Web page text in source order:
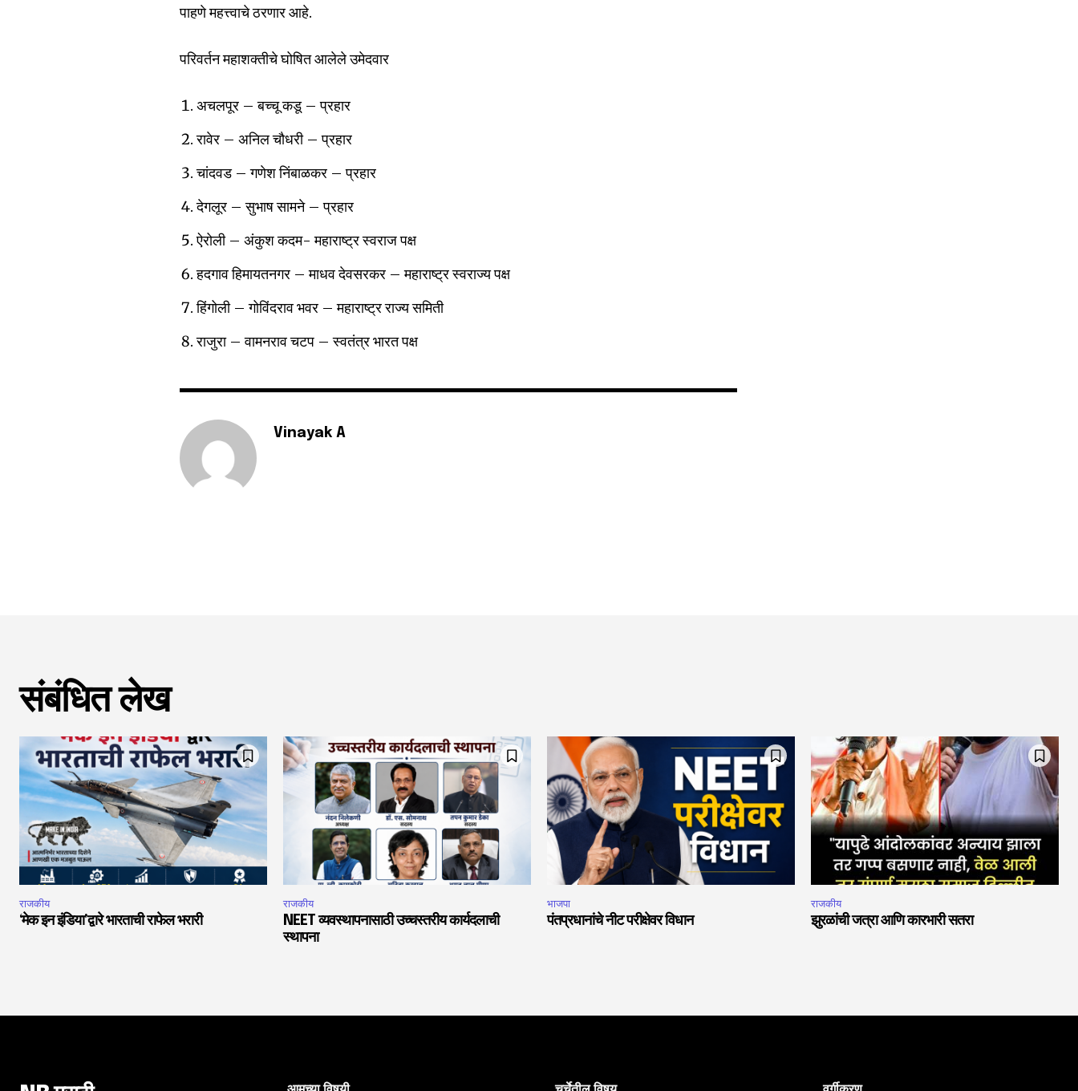
पाहणे महत्त्वाचे ठरणार आहे.
परिवर्तन महाशक्तीचे घोषित आलेले उमेदवार
अचलपूर – बच्चू कडू – प्रहार
रावेर – अनिल चौधरी – प्रहार
चांदवड – गणेश निंबाळकर – प्रहार
देगलूर – सुभाष सामने – प्रहार
ऐरोली – अंकुश कदम- महाराष्ट्र स्वराज पक्ष
हदगाव हिमायतनगर – माधव देवसरकर – महाराष्ट्र स्वराज्य पक्ष
हिंगोली – गोविंदराव भवर – महाराष्ट्र राज्य समिती
राजुरा – वामनराव चटप – स्वतंत्र भारत पक्ष
Vinayak A
संबंधित लेख
राजकीय
‘मेक इन इंडिया’द्वारे भारताची राफेल भरारी
राजकीय
NEET व्यवस्थापनासाठी उच्चस्तरीय कार्यदलाची
स्थापना
भाजपा
पंतप्रधानांचे नीट परीक्षेवर विधान
राजकीय
झुरळांची जत्रा आणि कारभारी सतरा